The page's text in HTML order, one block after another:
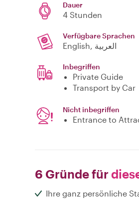
Dauer
4 Stunden
Verfügbare Sprachen
English, العربية
Inbegriffen
Private Guide
Transport by Car
Nicht inbegriffen
Entrance to
6 Gründe für
Ihre ganz persönliche